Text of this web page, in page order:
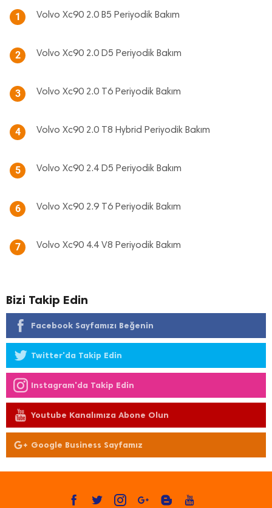
1 Volvo Xc90 2.0 B5 Periyodik Bakım
2 Volvo Xc90 2.0 D5 Periyodik Bakım
3 Volvo Xc90 2.0 T6 Periyodik Bakım
4 Volvo Xc90 2.0 T8 Hybrid Periyodik Bakım
5 Volvo Xc90 2.4 D5 Periyodik Bakım
6 Volvo Xc90 2.9 T6 Periyodik Bakım
7 Volvo Xc90 4.4 V8 Periyodik Bakım
Bizi Takip Edin
Facebook Sayfamızı Beğenin
Twitter'da Takip Edin
Instagram'da Takip Edin
Youtube Kanalımıza Abone Olun
Google Business Sayfamız